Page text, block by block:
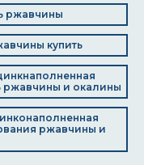
ржавчины
купить
ржавчины и окалины
ржавчины и